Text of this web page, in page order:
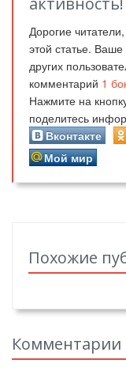
Дорогие читатели,
этой статье.
других
комментарий 1
Нажмите на
поделитесь
Вконтакте
Мой мир
Похожие
Комментарии